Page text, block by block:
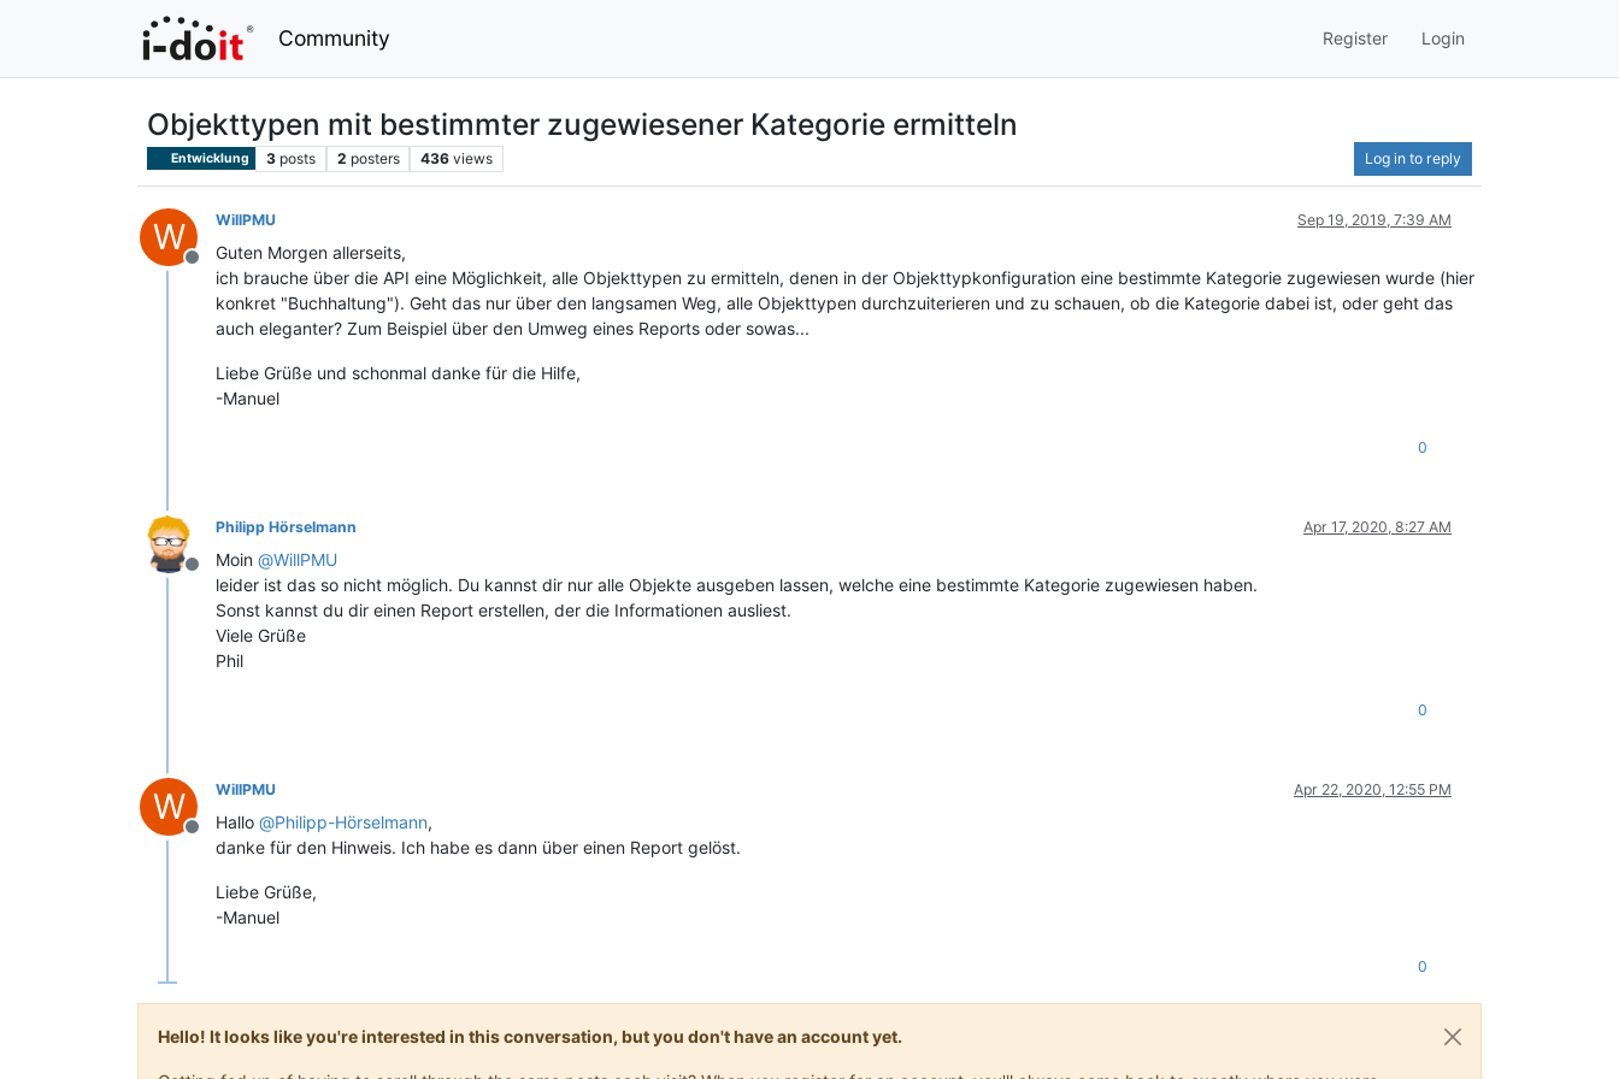
Community Register Login
Objekttypen mit bestimmter zugewiesener Kategorie ermitteln
Entwicklung 3 posts 2 posters 436 views Log in to reply
W
Offline
WillPMU Sep 19, 2019, 7:39 AM
Guten Morgen allerseits,
ich brauche über die API eine Möglichkeit, alle Objekttypen zu ermitteln, denen in der Objekttypkonfiguration eine bestimmte Kategorie zugewiesen wurde (hier
konkret "Buchhaltung"). Geht das nur über den langsamen Weg, alle Objekttypen durchzuiterieren und zu schauen, ob die Kategorie dabei ist, oder geht das
auch eleganter? Zum Beispiel über den Umweg eines Reports oder sowas...
Liebe Grüße und schonmal danke für die Hilfe,
-Manuel
0
Offline
Philipp Hörselmann Apr 17, 2020, 8:27 AM
Moin @WillPMU
leider ist das so nicht möglich. Du kannst dir nur alle Objekte ausgeben lassen, welche eine bestimmte Kategorie zugewiesen haben.
Sonst kannst du dir einen Report erstellen, der die Informationen ausliest.
Viele Grüße
Phil
0
W
Offline
WillPMU Apr 22, 2020, 12:55 PM
Hallo @Philipp-Hörselmann,
danke für den Hinweis. Ich habe es dann über einen Report gelöst.
Liebe Grüße,
-Manuel
0
Hello! It looks like you're interested in this conversation, but you don't have an account yet.